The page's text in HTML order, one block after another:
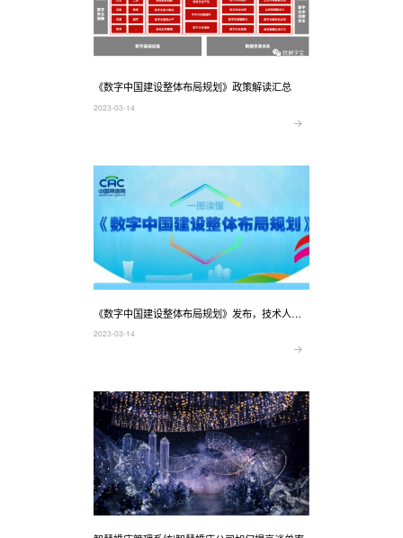
《数字中国建设整体布局规划》政策解读汇总
2023-03-14
《数字中国建设整体布局规划》发布，技术人如
2023-03-14